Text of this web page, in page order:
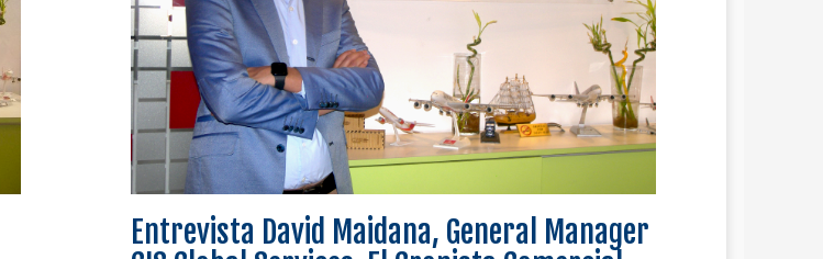
Entrevista David Maidana, General Manager